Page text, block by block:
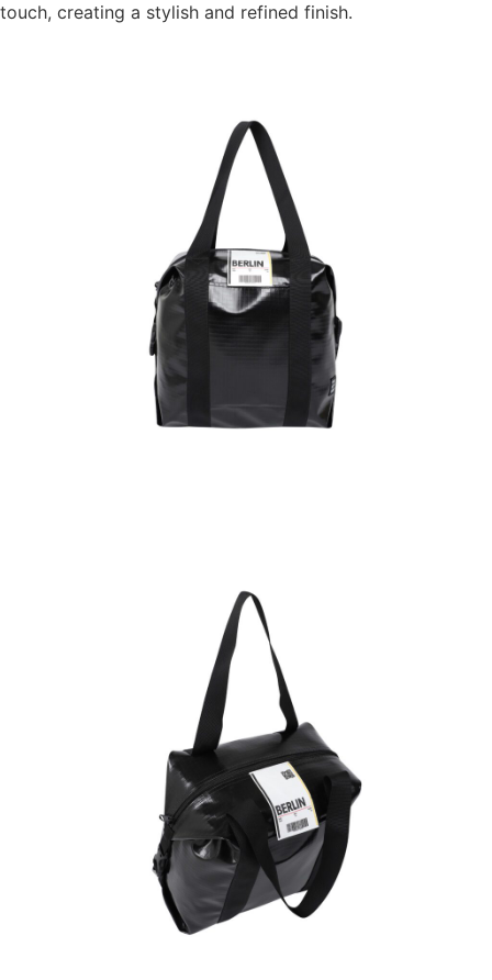
touch, creating a stylish and refined finish.